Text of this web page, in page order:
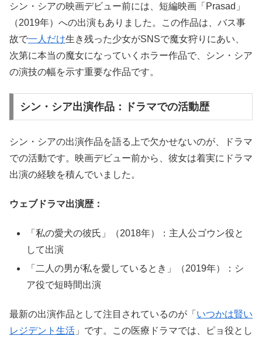
シン・シアの映画デビュー前には、短編映画「Prasad」
（2019年）への出演もありました。この作品は、バス事
故で一人だけ生き残った少女がSNSで魔女狩りにあい、
次第に本当の魔女になっていくホラー作品で、シン・シア
の演技の幅を示す重要な作品です。
シン・シア出演作品：ドラマでの活動歴
シン・シアの出演作品を語る上で欠かせないのが、ドラマ
での活動です。映画デビュー前から、彼女は着実にドラマ
出演の経験を積んでいました。
ウェブドラマ出演歴：
「私の愛犬の彼氏」（2018年）：主人公ゴウン役と
して出演
「二人の男が私を愛しているとき」（2019年）：シ
ア役で短時間出演
最新の出演作品として注目されているのが「 いつかは賢い
レジデント生活 」です。この医療ドラマでは、ピョ役とし